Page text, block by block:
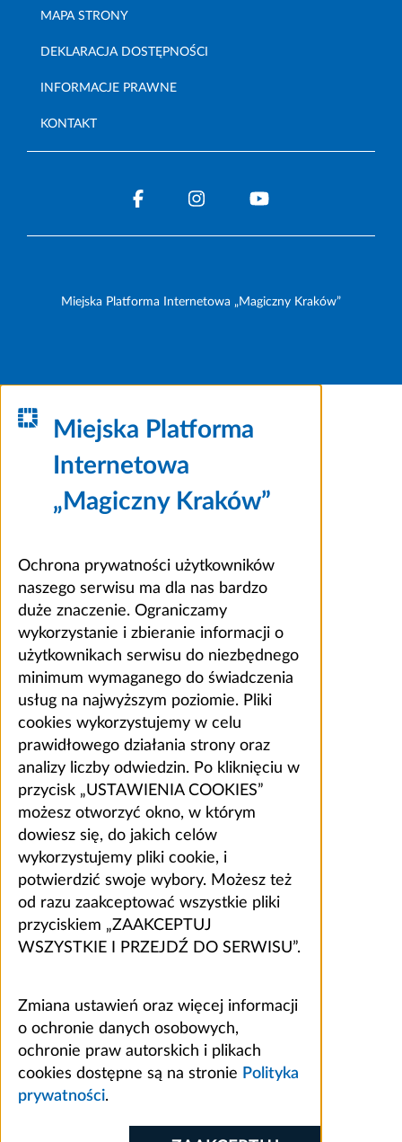
MAPA STRONY
DEKLARACJA DOSTĘPNOŚCI
INFORMACJE PRAWNE
KONTAKT
Miejska Platforma Internetowa „Magiczny Kraków”
Miejska Platforma
Internetowa
„Magiczny Kraków”
Ochrona prywatności użytkowników
naszego serwisu ma dla nas bardzo
duże znaczenie. Ograniczamy
wykorzystanie i zbieranie informacji o
użytkownikach serwisu do niezbędnego
minimum wymaganego do świadczenia
usług na najwyższym poziomie. Pliki
cookies wykorzystujemy w celu
prawidłowego działania strony oraz
analizy liczby odwiedzin. Po kliknięciu w
przycisk „USTAWIENIA COOKIES”
możesz otworzyć okno, w którym
dowiesz się, do jakich celów
wykorzystujemy pliki cookie, i
potwierdzić swoje wybory. Możesz też
od razu zaakceptować wszystkie pliki
przyciskiem „ZAAKCEPTUJ
WSZYSTKIE I PRZEJDŹ DO SERWISU”.
Zmiana ustawień oraz więcej informacji
o ochronie danych osobowych,
ochronie praw autorskich i plikach
cookies dostępne są na stronie Polityka
prywatności.